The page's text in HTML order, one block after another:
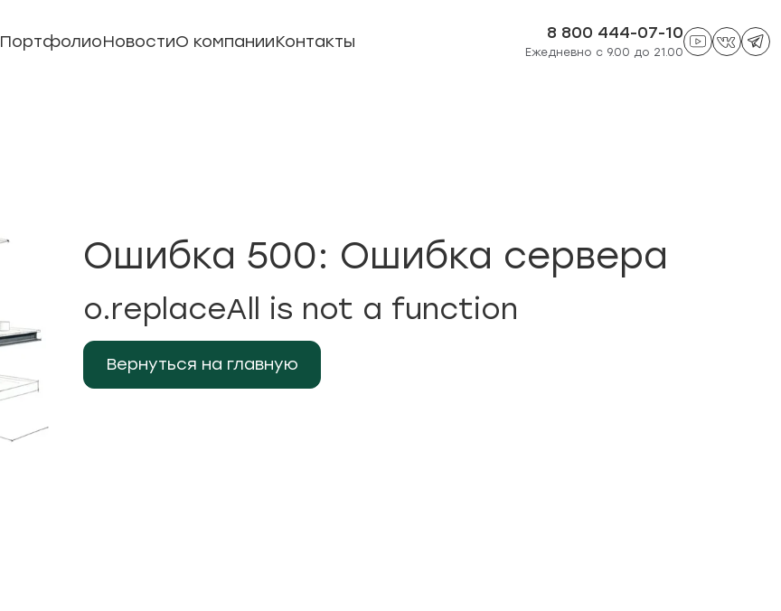
ПортфолиоНовостиО компанииКонтакты 8 800 444-07-10
Ежедневно с 9.00 до 21.00
Ошибка 500: Ошибка сервера
o.replaceAll is not a function
Вернуться на главную